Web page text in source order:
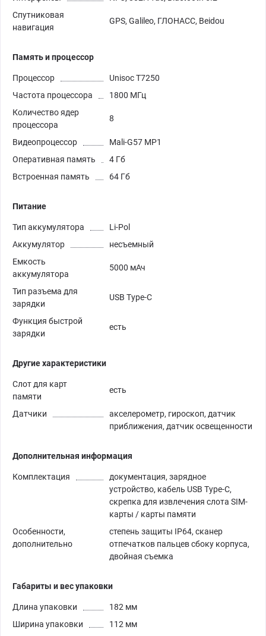
Спутниковая
навигация
GPS, Galileo, ГЛОНАСС, Beidou
Память и процессор
Процессор
Unisoc T7250
Частота процессора
1800 МГц
Количество ядер
процессора
8
Видеопроцессор
Mali-G57 MP1
Оперативная память
4 Гб
Встроенная память
64 Гб
Питание
Тип аккумулятора
Li-Pol
Аккумулятор
несъемный
Емкость
аккумулятора
5000 мАч
Тип разъема для
зарядки
USB Type-C
Функция быстрой
зарядки
есть
Другие характеристики
Слот для карт
памяти
есть
Датчики
акселерометр, гироскоп, датчик
приближения, датчик освещенности
Дополнительная информация
Комплектация
документация, зарядное
устройство, кабель USB Type-C,
скрепка для извлечения слота SIM-
карты / карты памяти
Особенности,
дополнительно
степень защиты IP64, сканер
отпечатков пальцев сбоку корпуса,
двойная съемка
Габариты и вес упаковки
Длина упаковки
182 мм
Ширина упаковки
112 мм